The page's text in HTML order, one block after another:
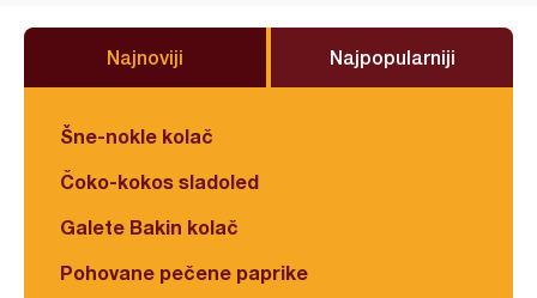
Najnoviji Najpopularniji
Šne-nokle kolač
Čoko-kokos sladoled
Galete Bakin kolač
Pohovane pečene paprike